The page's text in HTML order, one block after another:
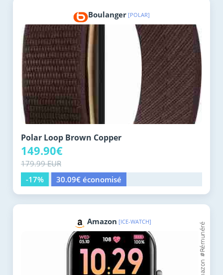
Boulanger [POLAR]
Polar Loop Brown Copper
149.90€
179.99 EUR
-17%
30.09€ économisé
Amazon [ICE-WATCH]